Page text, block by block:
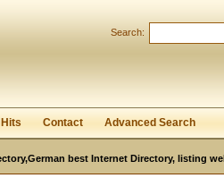
Search:
Hits Contact Advanced Search
best Internet Directory, listing